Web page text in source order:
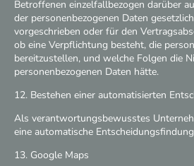
Betroffenen einzelfallbezogen darüber
der personenbezogenen Daten
vorgeschrieben oder für den
ob eine Verpflichtung besteht, die
bereitzustellen, und welche Folgen die
personenbezogenen Daten hätte.
12. Bestehen einer automatisierten
Als verantwortungsbewusstes
eine automatische
13. Google Maps